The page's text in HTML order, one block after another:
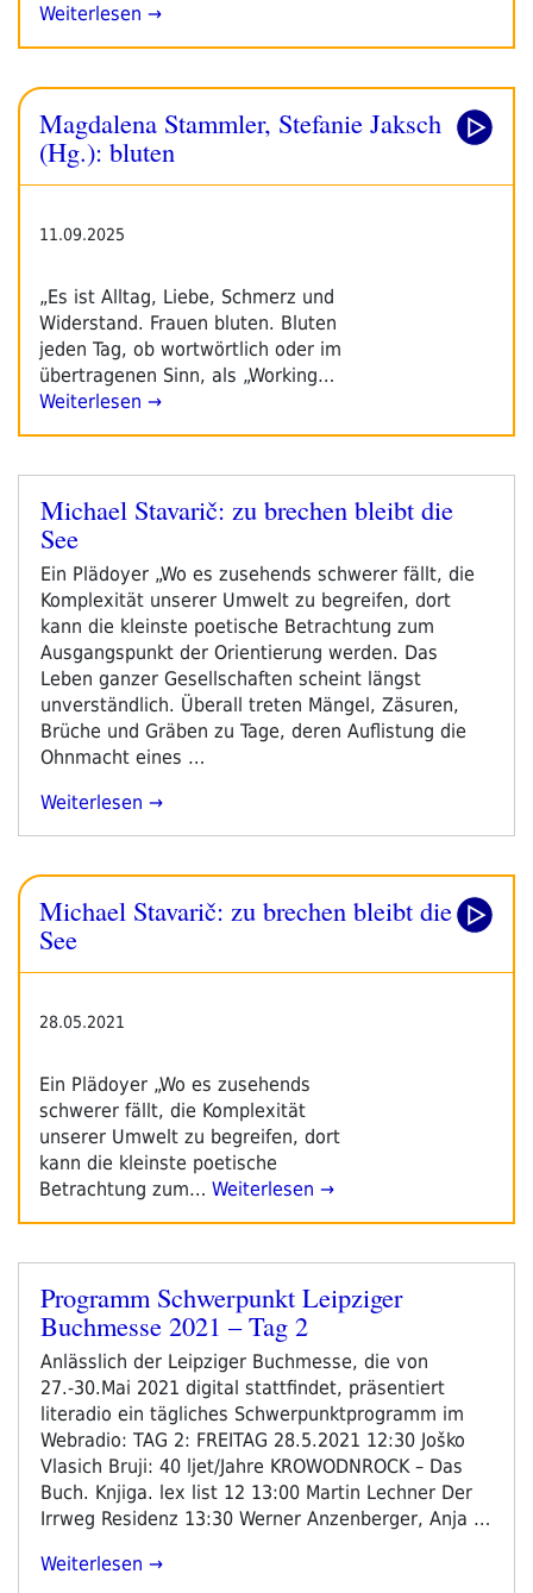
Weiterlesen →
Magdalena Stammler, Stefanie Jaksch
(Hg.): bluten
11.09.2025
„Es ist Alltag, Liebe, Schmerz und
Widerstand. Frauen bluten. Bluten
jeden Tag, ob wortwörtlich oder im
übertragenen Sinn, als „Working…
Weiterlesen →
Veröffentlicht
am
Michael Stavarič: zu brechen bleibt die
See
Ein Plädoyer „Wo es zusehends schwerer fällt, die
Komplexität unserer Umwelt zu begreifen, dort
kann die kleinste poetische Betrachtung zum
Ausgangspunkt der Orientierung werden. Das
Leben ganzer Gesellschaften scheint längst
unverständlich. Überall treten Mängel, Zäsuren,
Brüche und Gräben zu Tage, deren Auflistung die
Ohnmacht eines …
„Michael
Brechen
Bleibt
Die
Weiterlesen
Michael Stavarič: zu brechen bleibt die
See
28.05.2021
Ein Plädoyer „Wo es zusehends
schwerer fällt, die Komplexität
unserer Umwelt zu begreifen, dort
kann die kleinste poetische
Betrachtung zum… Weiterlesen →
Veröffentlicht
am
Programm Schwerpunkt Leipziger
Buchmesse 2021 – Tag 2
Anlässlich der Leipziger Buchmesse, die von
27.-30.Mai 2021 digital stattfindet, präsentiert
literadio ein tägliches Schwerpunktprogramm im
Webradio: TAG 2: FREITAG 28.5.2021 12:30 Joško
Vlasich Bruji: 40 ljet/Jahre KROWODNROCK – Das
Buch. Knjiga. lex list 12 13:00 Martin Lechner Der
Irrweg Residenz 13:30 Werner Anzenberger, Anja …
„Programm
Weiterlesen